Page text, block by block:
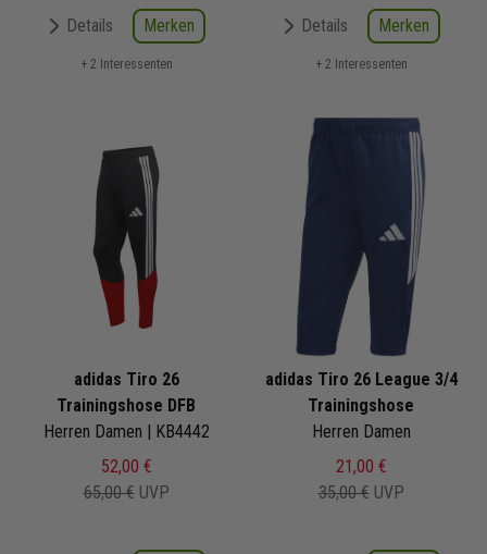
Details Merken
+ 2 Interessenten
Details Merken
+ 2 Interessenten
adidas Tiro 26
Trainingshose DFB
Herren Damen | KB4442
52,00 €
65,00 € UVP
adidas Tiro 26 League 3/4
Trainingshose
Herren Damen
21,00 €
35,00 € UVP